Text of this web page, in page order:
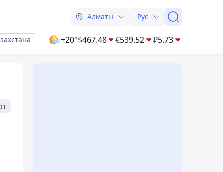
Алматы Рус
+20°$467.48 €539.52 ₽5.73